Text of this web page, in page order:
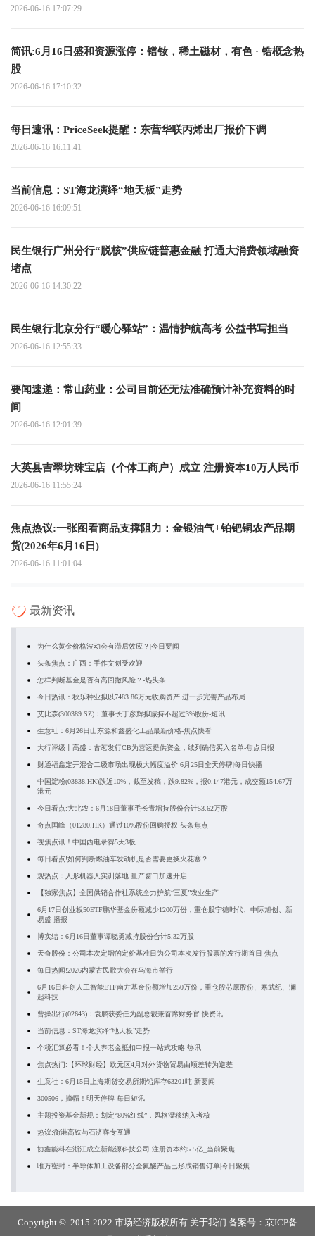
2026-06-16 17:07:29
简讯:6月16日盛和资源涨停：镨钕，稀土磁材，有色 · 锆概念热
股
2026-06-16 17:10:32
每日速讯：PriceSeek提醒：东营华联丙烯出厂报价下调
2026-06-16 16:11:41
当前信息：ST海龙演绎“地天板”走势
2026-06-16 16:09:51
民生银行广州分行“脱核”供应链普惠金融 打通大消费领域融资
堵点
2026-06-16 14:30:22
民生银行北京分行“暖心驿站”：温情护航高考 公益书写担当
2026-06-16 12:55:33
要闻速递：常山药业：公司目前还无法准确预计补充资料的时
间
2026-06-16 12:01:39
大英县吉翠坊珠宝店（个体工商户）成立 注册资本10万人民币
2026-06-16 11:55:24
焦点热议:一张图看商品支撑阻力：金银油气+铂钯铜农产品期
货(2026年6月16日)
2026-06-16 11:01:04
最新资讯
为什么黄金价格波动会有滞后效应？|今日要闻
头条焦点：广西：手作文创受欢迎
怎样判断基金是否有高回撤风险？-热头条
今日热讯：秋乐种业拟以7483.86万元收购资产 进一步完善产品布局
艾比森(300389.SZ)：董事长丁彦辉拟减持不超过3%股份-短讯
生意社：6月26日山东源和鑫盛化工品最新价格-焦点快看
大行评级丨高盛：古茗发行CB为营运提供资金，续列确信买入名单-焦点日报
财通福鑫定开混合二级市场出现极大幅度溢价 6月25日全天停牌|每日快播
中国淀粉(03838.HK)跌近10%，截至发稿，跌9.82%，报0.147港元，成交额154.67万
港元
今日看点:大北农：6月18日董事毛长青增持股份合计53.62万股
奇点国峰（01280.HK）通过10%股份回购授权 头条焦点
视焦点讯！中国西电录得5天3板
每日看点!如何判断燃油车发动机是否需要更换火花塞？
观热点：人形机器人实训落地 量产窗口加速开启
【独家焦点】全国供销合作社系统全力护航“三夏”农业生产
6月17日创业板50ETF鹏华基金份额减少1200万份，重仓股宁德时代、中际旭创、新
易盛 播报
博实结：6月16日董事谭晓勇减持股份合计5.32万股
天奇股份：公司本次定增的定价基准日为公司本次发行股票的发行期首日 焦点
每日热闻!2026内蒙古民歌大会在乌海市举行
6月16日科创人工智能ETF南方基金份额增加250万份，重仓股芯原股份、寒武纪、澜
起科技
曹操出行(02643)：袁鹏获委任为副总裁兼首席财务官 快资讯
当前信息：ST海龙演绎“地天板”走势
个税汇算必看！个人养老金抵扣申报一站式攻略 热讯
焦点热门:【环球财经】欧元区4月对外货物贸易由顺差转为逆差
生意社：6月15日上海期货交易所期铅库存63201吨-新要闻
300506，摘帽！明天停牌 每日短讯
主题投资基金新规：划定“80%红线”，风格漂移纳入考核
热议:衡港高铁与石济客专互通
协鑫能科在浙江成立新能源科技公司 注册资本约5.5亿_当前聚焦
唯万密封：半导体加工设备部分全氟醚产品已形成销售订单|今日聚焦
Copyright © 2015-2022 市场经济版权所有 关于我们 备案号： 京ICP备